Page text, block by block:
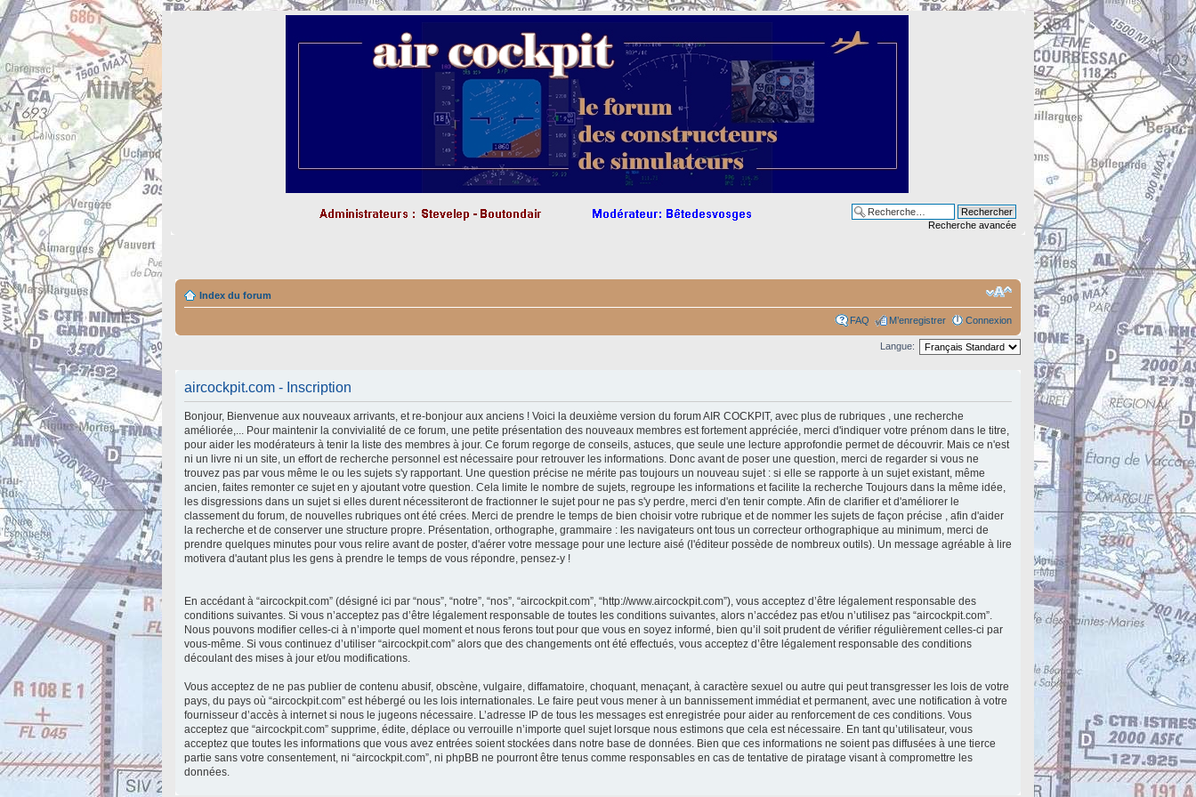
Recherche avancée
Index du forum
FAQ M’enregistrer Connexion
Langue:
aircockpit.com - Inscription
Bonjour, Bienvenue aux nouveaux arrivants, et re-bonjour aux anciens ! Voici la deuxième version du forum AIR COCKPIT, avec plus de rubriques , une recherche
améliorée,... Pour maintenir la convivialité de ce forum, une petite présentation des nouveaux membres est fortement appréciée, merci d'indiquer votre prénom dans le titre,
pour aider les modérateurs à tenir la liste des membres à jour. Ce forum regorge de conseils, astuces, que seule une lecture approfondie permet de découvrir. Mais ce n'est
ni un livre ni un site, un effort de recherche personnel est nécessaire pour retrouver les informations. Donc avant de poser une question, merci de regarder si vous ne
trouvez pas par vous même le ou les sujets s'y rapportant. Une question précise ne mérite pas toujours un nouveau sujet : si elle se rapporte à un sujet existant, même
ancien, faites remonter ce sujet en y ajoutant votre question. Cela limite le nombre de sujets, regroupe les informations et facilite la recherche Toujours dans la même idée,
les disgressions dans un sujet si elles durent nécessiteront de fractionner le sujet pour ne pas s'y perdre, merci d'en tenir compte. Afin de clarifier et d'améliorer le
classement du forum, de nouvelles rubriques ont été crées. Merci de prendre le temps de bien choisir votre rubrique et de nommer les sujets de façon précise , afin d'aider
la recherche et de conserver une structure propre. Présentation, orthographe, grammaire : les navigateurs ont tous un correcteur orthographique au minimum, merci de
prendre quelques minutes pour vous relire avant de poster, d'aérer votre message pour une lecture aisé (l'éditeur possède de nombreux outils). Un message agréable à lire
motivera d'autant plus les gens à prendre le temps de vous répondre, pensez-y !
En accédant à “aircockpit.com” (désigné ici par “nous”, “notre”, “nos”, “aircockpit.com”, “http://www.aircockpit.com”), vous acceptez d’être légalement responsable des
conditions suivantes. Si vous n’acceptez pas d’être légalement responsable de toutes les conditions suivantes, alors n’accédez pas et/ou n’utilisez pas “aircockpit.com”.
Nous pouvons modifier celles-ci à n’importe quel moment et nous ferons tout pour que vous en soyez informé, bien qu’il soit prudent de vérifier régulièrement celles-ci par
vous-même. Si vous continuez d’utiliser “aircockpit.com” alors que des changements ont été effectués, vous acceptez d’être légalement responsable des conditions
découlant des mises à jour et/ou modifications.
Vous acceptez de ne pas publier de contenu abusif, obscène, vulgaire, diffamatoire, choquant, menaçant, à caractère sexuel ou autre qui peut transgresser les lois de votre
pays, du pays où “aircockpit.com” est hébergé ou les lois internationales. Le faire peut vous mener à un bannissement immédiat et permanent, avec une notification à votre
fournisseur d’accès à internet si nous le jugeons nécessaire. L’adresse IP de tous les messages est enregistrée pour aider au renforcement de ces conditions. Vous
acceptez que “aircockpit.com” supprime, édite, déplace ou verrouille n’importe quel sujet lorsque nous estimons que cela est nécessaire. En tant qu’utilisateur, vous
acceptez que toutes les informations que vous avez entrées soient stockées dans notre base de données. Bien que ces informations ne soient pas diffusées à une tierce
partie sans votre consentement, ni “aircockpit.com”, ni phpBB ne pourront être tenus comme responsables en cas de tentative de piratage visant à compromettre les
données.